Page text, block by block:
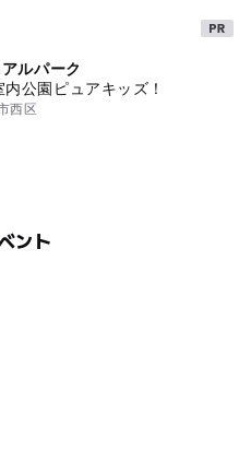
ルパーク
公園ピュアキッズ！
西区
ント